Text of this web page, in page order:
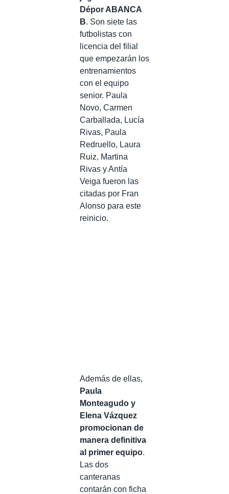
Dépor ABANCA
B. Son siete las
futbolistas con
licencia del filial
que empezarán los
entrenamientos
con el equipo
senior. Paula
Novo, Carmen
Carballada, Lucía
Rivas, Paula
Redruello, Laura
Ruiz, Martina
Rivas y Antía
Veiga fueron las
citadas por Fran
Alonso para este
reinicio.
Además de ellas,
Paula
Monteagudo y
Elena Vázquez
promocionan de
manera definitiva
al primer equipo.
Las dos
canteranas
contarán con ficha